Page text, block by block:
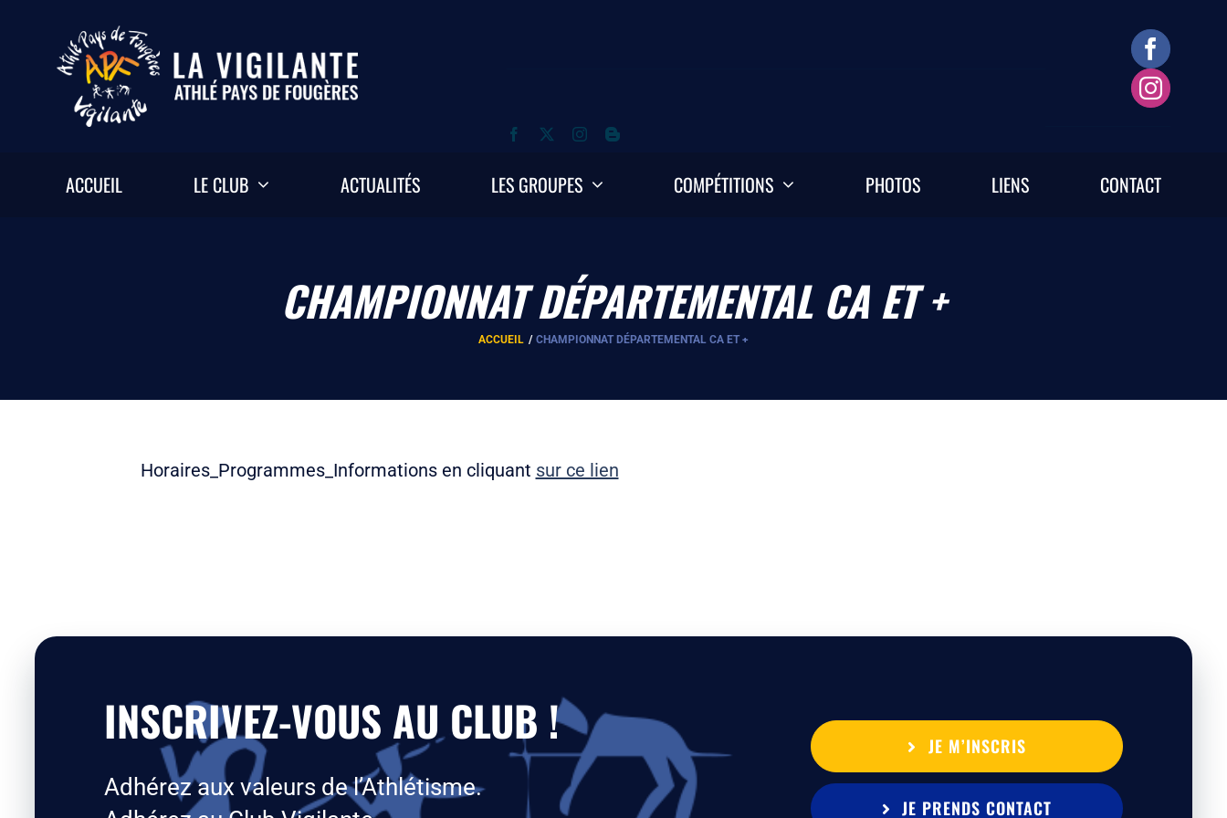
contenu
ACCUEIL LE CLUB ACTUALITÉS LES GROUPES COMPÉTITIONS PHOTOS LIENS CONTACT
CHAMPIONNAT DÉPARTEMENTAL CA ET +
ACCUEIL CHAMPIONNAT DÉPARTEMENTAL CA ET +
Horaires_Programmes_Informations en cliquant sur ce lien
INSCRIVEZ-VOUS AU CLUB !
Adhérez aux valeurs de l’Athlétisme.
JE M’INSCRIS
JE PRENDS CONTACT